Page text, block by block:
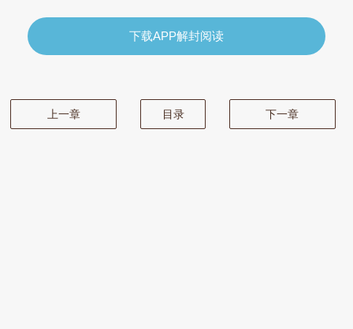
下载APP解封阅读
上一章 目录 下一章